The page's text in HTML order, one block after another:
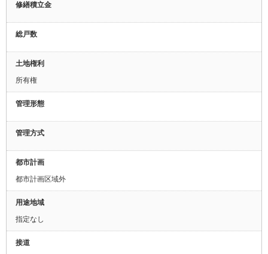
修繕積立金
総戸数
土地権利
所有権
管理形態
管理方式
都市計画
都市計画区域外
用途地域
指定なし
接道